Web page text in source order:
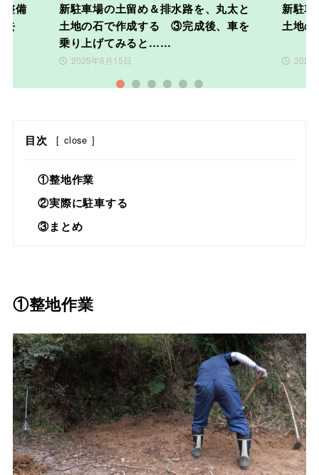
整備
去
新駐車場の土留め＆排水路を、丸太と
土地の石で作成する ③完成後、車を
乗り上げてみると……
2025年6月15日
新駐車
土地
2025
1 2 3 4 5 6
目次 [ close ]
①整地作業
②実際に駐車する
③まとめ
①整地作業